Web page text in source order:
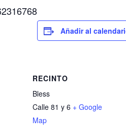
Añadir al
RECINTO
Bless
Calle 81 y 6 + Google
Map